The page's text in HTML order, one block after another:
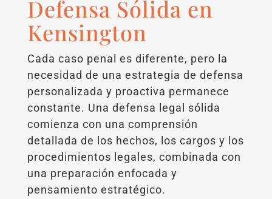
Defensa Sólida en
Kensington
Cada caso penal es diferente, pero la
necesidad de una estrategia de defensa
personalizada y proactiva permanece
constante. Una defensa legal sólida
comienza con una comprensión
detallada de los hechos, los cargos y los
procedimientos legales, combinada con
una preparación enfocada y
pensamiento estratégico.